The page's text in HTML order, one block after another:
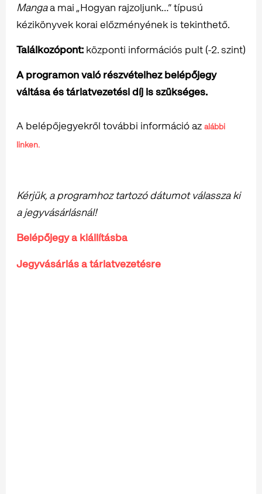
Mangaa mai „Hogyan rajzoljunk…” típusú
kézikönyvek korai előzményének is tekinthető.
Találkozópont: központi információs pult (-2. szint)
A programon való részvételhez belépőjegy
váltása és tárlatvezetési díj is szükséges.
A belépőjegyekről további információ az alábbi
linken.
Kérjük, a programhoz tartozó dátumot válassza ki
a jegyvásárlásnál!
Belépőjegy a kiállításba
Jegyvásárlás a tárlatvezetésre